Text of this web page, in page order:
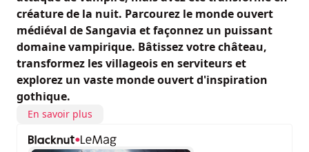
créature de la nuit. Parcourez le monde ouvert
médiéval de Sangavia et façonnez un puissant
domaine vampirique. Bâtissez votre château,
transformez les villageois en serviteurs et
explorez un vaste monde ouvert d'inspiration
gothique.
En savoir plus